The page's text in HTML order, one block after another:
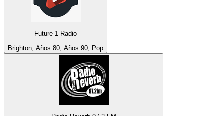
Future 1 Radio
Brighton, Años 80, Años 90, Pop